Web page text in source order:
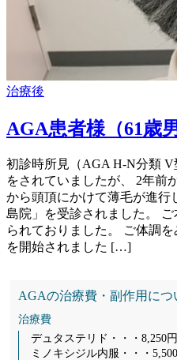
治療後
AGA患者様（61歳
初診時所見（AGA H-N分類
をされていましたが、 2年前
から頭頂にかけて薄毛が進
島院」を受診されました。
られておりました。 ご体調
を開始されました […]
AGAの治療費・副作用につ
治療費
デュタステリド・・・8,250
ミノキシジル内服・・・